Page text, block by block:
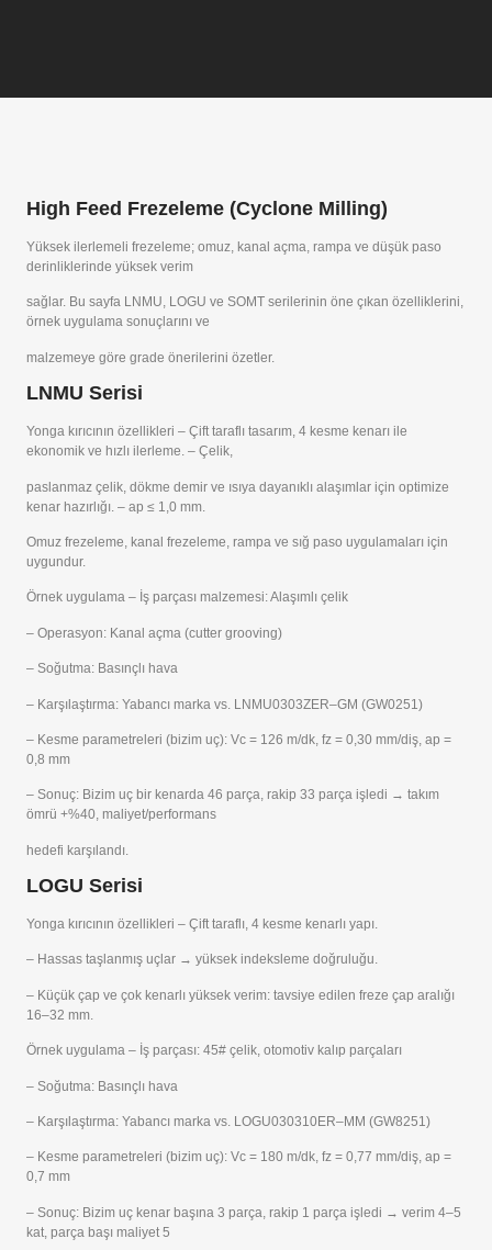
High Feed Frezeleme (Cyclone Milling)
Yüksek ilerlemeli frezeleme; omuz, kanal açma, rampa ve düşük paso
derinliklerinde yüksek verim
sağlar. Bu sayfa LNMU, LOGU ve SOMT serilerinin öne çıkan özelliklerini,
örnek uygulama sonuçlarını ve
malzemeye göre grade önerilerini özetler.
LNMU Serisi
Yonga kırıcının özellikleri – Çift taraflı tasarım, 4 kesme kenarı ile
ekonomik ve hızlı ilerleme. – Çelik,
paslanmaz çelik, dökme demir ve ısıya dayanıklı alaşımlar için optimize
kenar hazırlığı. – ap ≤ 1,0 mm.
Omuz frezeleme, kanal frezeleme, rampa ve sığ paso uygulamaları için
uygundur.
Örnek uygulama – İş parçası malzemesi: Alaşımlı çelik
– Operasyon: Kanal açma (cutter grooving)
– Soğutma: Basınçlı hava
– Karşılaştırma: Yabancı marka vs. LNMU0303ZER–GM (GW0251)
– Kesme parametreleri (bizim uç): Vc = 126 m/dk, fz = 0,30 mm/diş, ap =
0,8 mm
– Sonuç: Bizim uç bir kenarda 46 parça, rakip 33 parça işledi → takım
ömrü +%40, maliyet/performans
hedefi karşılandı.
LOGU Serisi
Yonga kırıcının özellikleri – Çift taraflı, 4 kesme kenarlı yapı.
– Hassas taşlanmış uçlar → yüksek indeksleme doğruluğu.
– Küçük çap ve çok kenarlı yüksek verim: tavsiye edilen freze çap aralığı
16–32 mm.
Örnek uygulama – İş parçası: 45# çelik, otomotiv kalıp parçaları
– Soğutma: Basınçlı hava
– Karşılaştırma: Yabancı marka vs. LOGU030310ER–MM (GW8251)
– Kesme parametreleri (bizim uç): Vc = 180 m/dk, fz = 0,77 mm/diş, ap =
0,7 mm
– Sonuç: Bizim uç kenar başına 3 parça, rakip 1 parça işledi → verim 4–5
kat, parça başı maliyet 5